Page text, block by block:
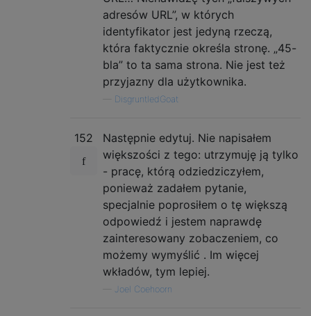
adresów URL”, w których
identyfikator jest jedyną rzeczą,
która faktycznie określa stronę. „45-
bla” to ta sama strona. Nie jest też
przyjazny dla użytkownika.
DisgruntledGoat
152
Następnie edytuj. Nie napisałem
większości z tego: utrzymuję ją tylko
- pracę, którą odziedziczyłem,
ponieważ zadałem pytanie,
specjalnie poprosiłem o tę większą
odpowiedź i jestem naprawdę
zainteresowany zobaczeniem, co
możemy wymyślić . Im więcej
wkładów, tym lepiej.
Joel Coehoorn